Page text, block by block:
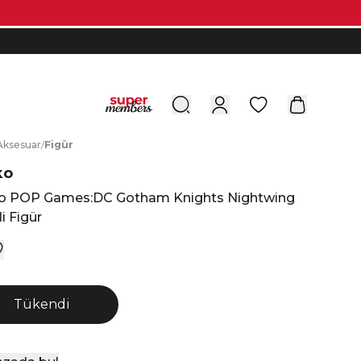
0
ksesuar/Figür
POP Games:DC Gotham Knights Nightwing
Figür
Tükendi